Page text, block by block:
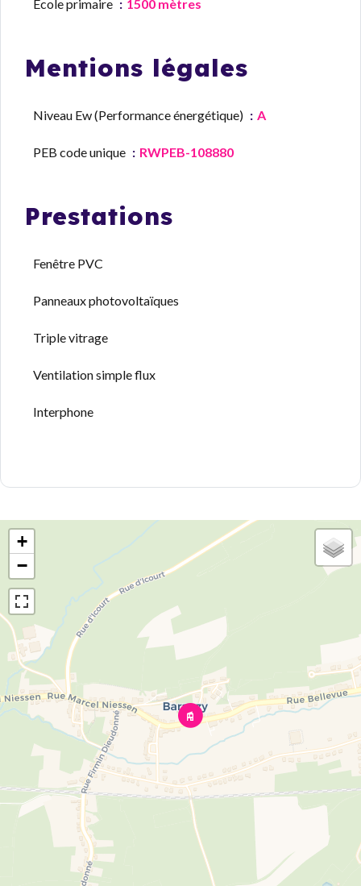
École primaire 1500 mètres
Mentions légales
Niveau Ew (Performance énergétique) A
PEB code unique RWPEB-108880
Prestations
Fenêtre PVC
Panneaux photovoltaïques
Triple vitrage
Ventilation simple flux
Interphone
+
−